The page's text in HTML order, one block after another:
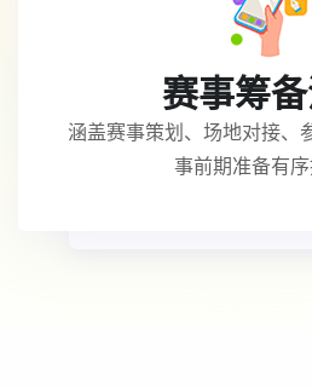
赛事筹
涵盖赛事策划、场地对接、
事前期准备有序